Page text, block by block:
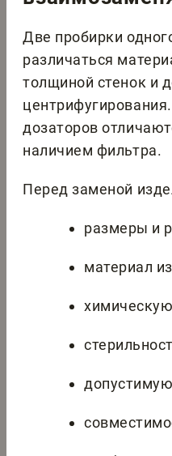
Две пробирки
различаться
толщиной стенок и
дозаторов
наличием фильтра.
Перед заменой
размеры и
материал